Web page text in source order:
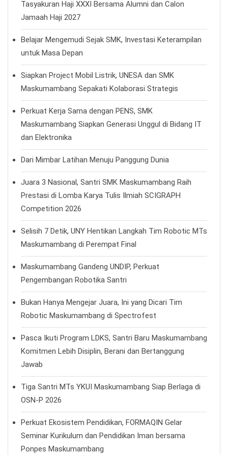
Tasyakuran Haji XXXI Bersama Alumni dan Calon
Jamaah Haji 2027
Belajar Mengemudi Sejak SMK, Investasi Keterampilan
untuk Masa Depan
Siapkan Project Mobil Listrik, UNESA dan SMK
Maskumambang Sepakati Kolaborasi Strategis
Perkuat Kerja Sama dengan PENS, SMK
Maskumambang Siapkan Generasi Unggul di Bidang IT
dan Elektronika
Dari Mimbar Latihan Menuju Panggung Dunia
Juara 3 Nasional, Santri SMK Maskumambang Raih
Prestasi di Lomba Karya Tulis Ilmiah SCIGRAPH
Competition 2026
Selisih 7 Detik, UNY Hentikan Langkah Tim Robotic MTs
Maskumambang di Perempat Final
Maskumambang Gandeng UNDIP, Perkuat
Pengembangan Robotika Santri
Bukan Hanya Mengejar Juara, Ini yang Dicari Tim
Robotic Maskumambang di Spectrofest
Pasca Ikuti Program LDKS, Santri Baru Maskumambang
Komitmen Lebih Disiplin, Berani dan Bertanggung
Jawab
Tiga Santri MTs YKUI Maskumambang Siap Berlaga di
OSN-P 2026
Perkuat Ekosistem Pendidikan, FORMAQIN Gelar
Seminar Kurikulum dan Pendidikan Iman bersama
Ponpes Maskumambang